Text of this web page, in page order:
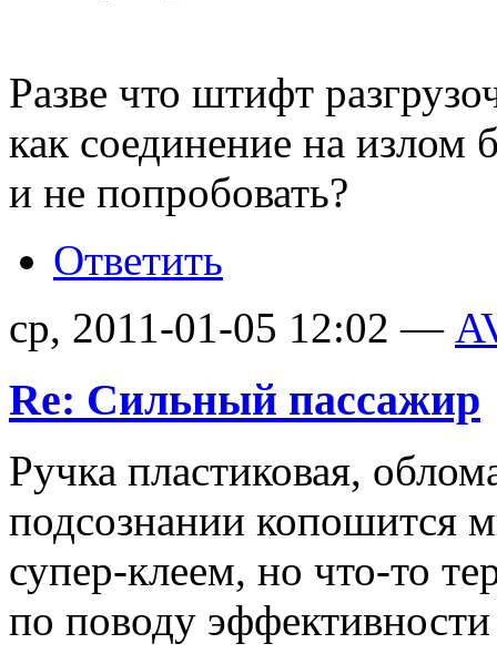
Разве что штифт
как соединение на излом
и не попробовать?
Ответить
ср, 2011-01-05 12:02 —
Re: Сильный пассажир
Ручка пластиковая,
подсознании копошится
супер-клеем, но что-то
по поводу